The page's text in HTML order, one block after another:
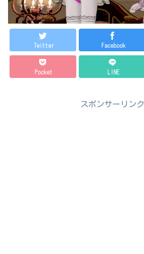
Twitter Facebook
Pocket LINE
スポンサーリンク